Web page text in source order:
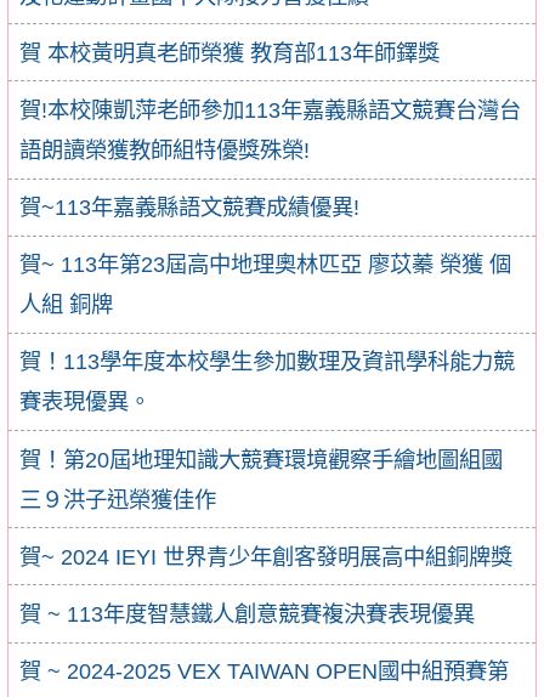
賀 本校黃明真老師榮獲 教育部113年師鐸獎
賀!本校陳凱萍老師參加113年嘉義縣語文競賽台灣台
語朗讀榮獲教師組特優獎殊榮!
賀~113年嘉義縣語文競賽成績優異!
賀~ 113年第23屆高中地理奧林匹亞 廖苡蓁 榮獲 個
人組 銅牌
賀！113學年度本校學生參加數理及資訊學科能力競
賽表現優異。
賀！第20屆地理知識大競賽環境觀察手繪地圖組國
三９洪子迅榮獲佳作
賀~ 2024 IEYI 世界青少年創客發明展高中組銅牌獎
賀 ~ 113年度智慧鐵人創意競賽複決賽表現優異
賀 ~ 2024-2025 VEX TAIWAN OPEN國中組預賽第